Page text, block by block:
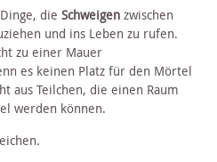
die Schweigen zwischen
und ins Leben zu rufen.
zu einer Mauer
es keinen Platz für den Mörtel
aus Teilchen, die einen Raum
werden können.